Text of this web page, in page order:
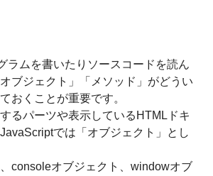
ラムを書いたりソースコードを読ん
ブジェクト」「メソッド」がどうい
おくことが重要です。
るパーツや表示しているHTMLドキ
では「オブジェクト」とし
consoleオブジェクト、windowオブ